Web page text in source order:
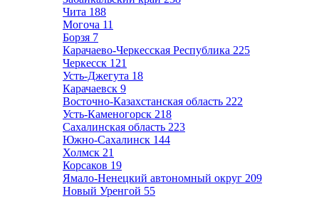
Чита 188
Могоча 11
Борзя 7
Карачаево-Черкесская Республика 225
Черкесск 121
Усть-Джегута 18
Карачаевск 9
Восточно-Казахстанская область 222
Усть-Каменогорск 218
Сахалинская область 223
Южно-Сахалинск 144
Холмск 21
Корсаков 19
Ямало-Ненецкий автономный округ 209
Новый Уренгой 55